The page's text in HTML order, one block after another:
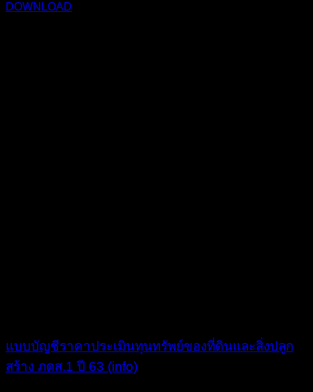
DOWNLOAD
แบบบัญชีราคาประเมินทุนทรัพย์ของที่ดินและสิ่งปลูก
สร้าง ภดส.1 ปี 63 (info)